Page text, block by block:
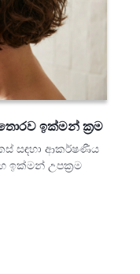
ඉක්මන් ක්‍රම
සඳහා ආකර්ෂණීය
ඉක්මන් උපක්‍රම